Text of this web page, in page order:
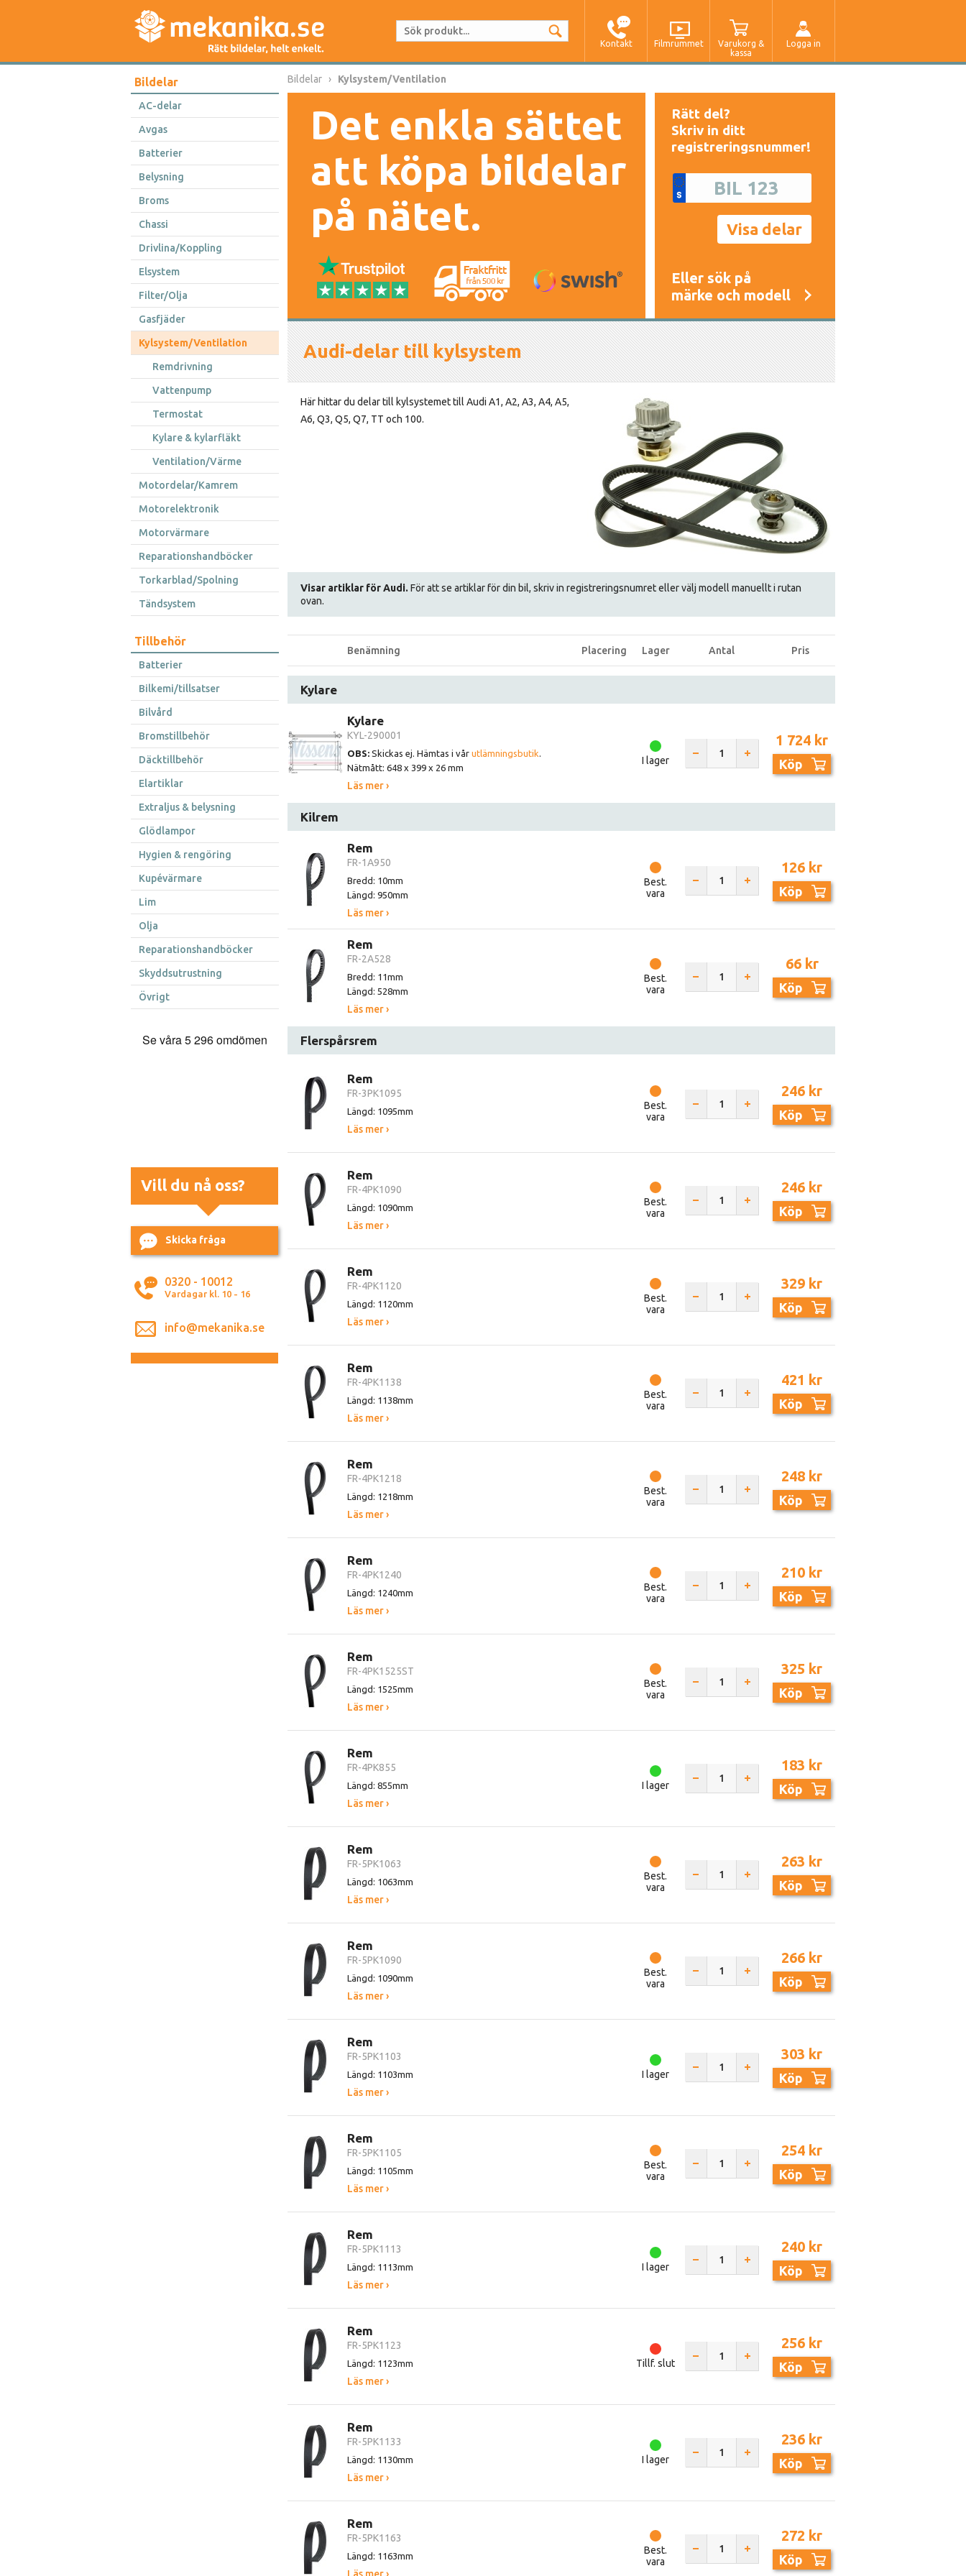
Kontakt Filmrummet
Varukorg &
kassa
Logga in
Bildelar
AC-delar
Avgas
Batterier
Belysning
Broms
Chassi
Drivlina/Koppling
Elsystem
Filter/Olja
Gasfjäder
Kylsystem/Ventilation
Remdrivning
Vattenpump
Termostat
Kylare & kylarfläkt
Ventilation/Värme
Motordelar/Kamrem
Motorelektronik
Motorvärmare
Reparationshandböcker
Torkarblad/Spolning
Tändsystem
Tillbehör
Batterier
Bilkemi/tillsatser
Bilvård
Bromstillbehör
Däcktillbehör
Elartiklar
Extraljus & belysning
Glödlampor
Hygien & rengöring
Kupévärmare
Lim
Olja
Reparationshandböcker
Skyddsutrustning
Övrigt
Vill du nå oss?
Skicka fråga
0320 - 10012
Vardagar kl. 10 - 16
info@mekanika.se
Bildelar Kylsystem/Ventilation
Det enkla sättet
att köpa bildelar
på nätet.
Rätt del?
Skriv in ditt
registreringsnummer!
Eller sök på
märke och modell
Audi-delar till kylsystem
Här hittar du delar till kylsystemet till Audi A1, A2, A3, A4, A5,
A6, Q3, Q5, Q7, TT och 100.
Visar artiklar för Audi. För att se artiklar för din bil, skriv in registreringsnumret eller välj modell manuellt i rutan
ovan.
Benämning Placering Lager Antal Pris
Kylare
Kylare
KYL-290001
OBS: Skickas ej. Hämtas i vår utlämningsbutik.
Nätmått: 648 x 399 x 26 mm
Läs mer ›
I lager
1 724 kr
Köp
Kilrem
Rem
FR-1A950
Bredd: 10mm
Längd: 950mm
Läs mer ›
Best.
vara
126 kr
Köp
Rem
FR-2A528
Bredd: 11mm
Längd: 528mm
Läs mer ›
Best.
vara
66 kr
Köp
Flerspårsrem
Rem
FR-3PK1095
Längd: 1095mm
Läs mer ›
Best.
vara
246 kr
Köp
Rem
FR-4PK1090
Längd: 1090mm
Läs mer ›
Best.
vara
246 kr
Köp
Rem
FR-4PK1120
Längd: 1120mm
Läs mer ›
Best.
vara
329 kr
Köp
Rem
FR-4PK1138
Längd: 1138mm
Läs mer ›
Best.
vara
421 kr
Köp
Rem
FR-4PK1218
Längd: 1218mm
Läs mer ›
Best.
vara
248 kr
Köp
Rem
FR-4PK1240
Längd: 1240mm
Läs mer ›
Best.
vara
210 kr
Köp
Rem
FR-4PK1525ST
Längd: 1525mm
Läs mer ›
Best.
vara
325 kr
Köp
Rem
FR-4PK855
Längd: 855mm
Läs mer ›
I lager
183 kr
Köp
Rem
FR-5PK1063
Längd: 1063mm
Läs mer ›
Best.
vara
263 kr
Köp
Rem
FR-5PK1090
Längd: 1090mm
Läs mer ›
Best.
vara
266 kr
Köp
Rem
FR-5PK1103
Längd: 1103mm
Läs mer ›
I lager
303 kr
Köp
Rem
FR-5PK1105
Längd: 1105mm
Läs mer ›
Best.
vara
254 kr
Köp
Rem
FR-5PK1113
Längd: 1113mm
Läs mer ›
I lager
240 kr
Köp
Rem
FR-5PK1123
Längd: 1123mm
Läs mer ›
Tillf. slut
256 kr
Köp
Rem
FR-5PK1133
Längd: 1130mm
Läs mer ›
I lager
236 kr
Köp
Rem
FR-5PK1163
Längd: 1163mm
Best.
vara
272 kr
Köp